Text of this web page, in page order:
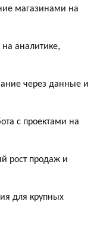
магазинами на
аналитике,
через данные и
с проектами на
рост продаж и
для крупных